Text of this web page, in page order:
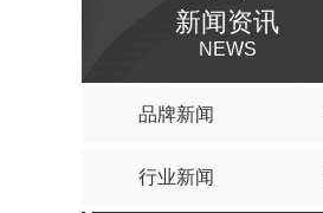
新闻资讯
NEWS
品牌新闻
行业新闻